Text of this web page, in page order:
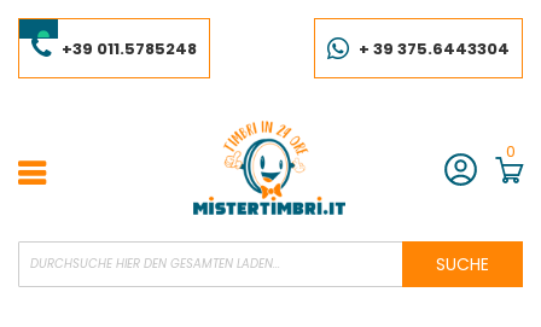
to
Content+39 011.5785248 + 39 375.6443304
Konto
0
SUCHE